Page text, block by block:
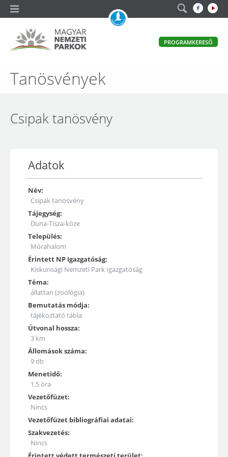
Magyar
Parkok
PROGRAMKERESŐ
Tanösvények
Csipak tanösvény
Adatok
Név:
Csipak tanösvény
Tájegység:
Duna-Tisza-köze
Település:
Mórahalom
Érintett NP Igazgatóság:
Kiskunsági Nemzeti Park Igazgatóság
Téma:
állattan (zoológia)
Bemutatás módja:
tájékoztató tábla
Útvonal hossza:
3 km
Állomások száma:
9 db
Menetidő:
1.5 óra
Vezetőfüzet:
Nincs
Vezetőfüzet bibliográfiai adatai:
Szakvezetés:
Nincs